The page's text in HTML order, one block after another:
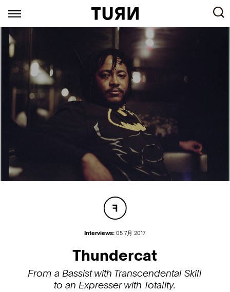
Interviews: 05 7月 2017
Thundercat
From a Bassist with Transcendental Skill
to an Expresser with Totality.